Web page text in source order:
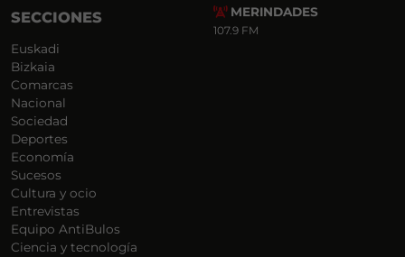
SECCIONES
Euskadi
Bizkaia
Comarcas
Nacional
Sociedad
Deportes
Economía
Sucesos
Cultura y ocio
Entrevistas
Equipo AntiBulos
Ciencia y tecnología
MERINDADES
107.9 FM